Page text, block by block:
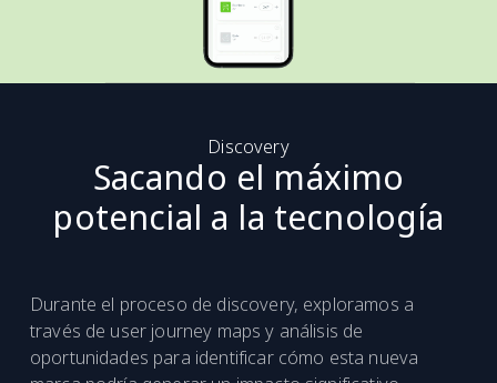
Discovery
Sacando el máximo
potencial a la tecnología
Durante el proceso de discovery, exploramos a
través de user journey maps y análisis de
oportunidades para identificar cómo esta nueva